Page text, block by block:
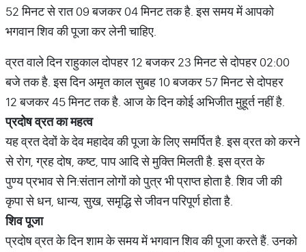
52 मिनट से रात 09 बजकर 04 मिनट तक है. इस समय में आपको
भगवान शिव की पूजा कर लेनी चाहिए.
व्रत वाले दिन राहुकाल दोपहर 12 बजकर 23 मिनट से दोपहर 02:00
बजे तक है. इस दिन अमृत काल सुबह 10 बजकर 57 मिनट से दोपहर
12 बजकर 45 मिनट तक है. आज के दिन कोई अभिजीत मुहूर्त नहीं है.
प्रदोष व्रत का महत्व
य​ह व्रत देवों के देव महादेव की पूजा के लिए समर्पित है. इस व्रत को करने
से रोग, ग्रह दोष, कष्ट, पाप आदि से मुक्ति मिलती है. इस व्रत के
पुण्य प्रभाव से नि:संतान लोगों को पुत्र भी प्राप्त होता है. शिव जी की
कृपा से धन, धान्य, सुख, समृद्धि से जीवन परिपूर्ण होता है.
शिव पूजा
प्रदोष व्रत के दिन शाम के समय में भगवान शिव की पूजा करते हैं. उनको